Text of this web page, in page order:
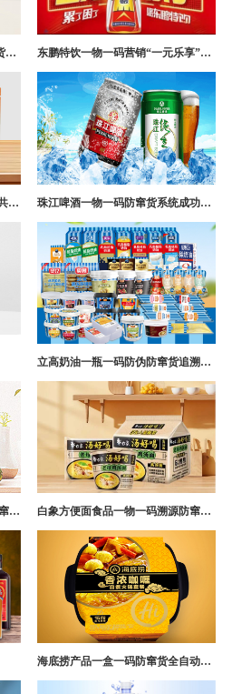
东鹏特饮五码合一关联防伪防窜货追溯系统成功案例 东鹏特饮一物一码营销“一元乐享”案例分析
易全携手湖南口味王/和成天下，共构槟榔一袋一码防伪防窜货营销系统 珠江啤酒一物一码防窜货系统成功案例
立高奶油一瓶一码防伪防窜货追溯系统解决方案
天娇-柔丫纸尿裤一物一码防伪防窜货追溯系统案例 白象方便面食品一物一码溯源防窜货解决方案
海底捞产品一盒一码防窜货全自动产线追溯方案